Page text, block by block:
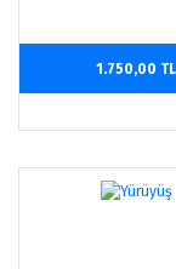
1.750,00 TL